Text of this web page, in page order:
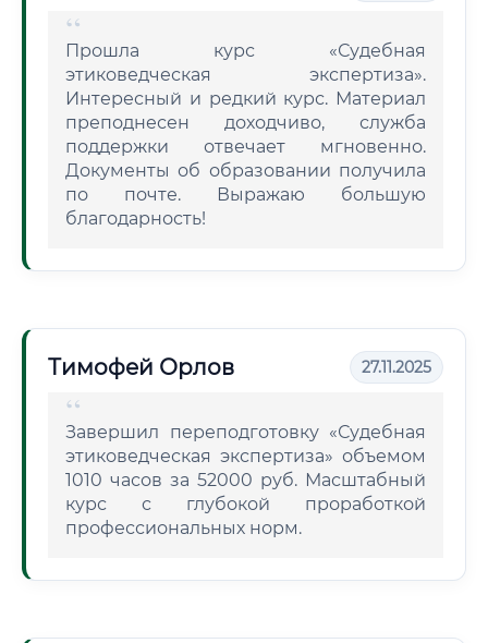
Прошла курс «Судебная
этиковедческая экспертиза».
Интересный и редкий курс. Материал
преподнесен доходчиво, служба
поддержки отвечает мгновенно.
Документы об образовании получила
по почте. Выражаю большую
благодарность!
Тимофей Орлов 27.11.2025
Завершил переподготовку «Судебная
этиковедческая экспертиза» объемом
1010 часов за 52000 руб. Масштабный
курс с глубокой проработкой
профессиональных норм.